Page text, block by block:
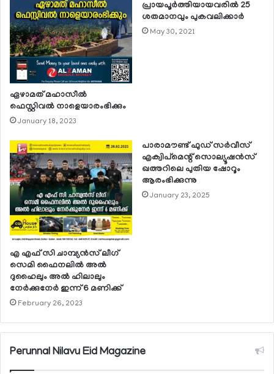
ഏഴാമത് മഹാസീല്‍
ഫെസ്റ്റിവല്‍ നാളെയാരംഭിക്കും
January 18, 2023
പ്രായപൂര്‍ത്തിയായവരില്‍ 25
ശതമാനവും പുകവലിക്കാര്‍
May 30, 2021
എ എഫ് സി ചാമ്പ്യന്‍സ് ലീഗ്
സെമി ഫൈനലില്‍ അല്‍
ദുഹൈലും അല്‍ ഹിലാലും
നേര്‍ക്കുനേര്‍ ഇന്ന് 6 മണിക്ക്
February 26, 2023
പാരാമൗണ്ട് ഫുഡ് സര്‍വീസ്
എക്വിപ്‌മെന്റ് സൊല്യൂഷന്‍സ്
ഖത്തറിലെ പുതിയ ഷോറൂം
ആരംഭിക്കുന്നു
January 23, 2025
Perunnal Nilavu Eid Magazine